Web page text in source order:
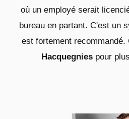
où un employé serait
bureau en partant. C'est un
est fortement recommandé.
Hacquegniespour